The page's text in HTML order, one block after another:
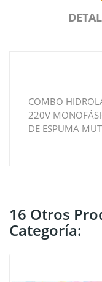
COMBO
220V
DE ESPUMA
16 Otros
Categoría: